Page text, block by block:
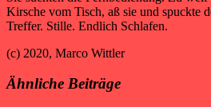
Kirsche vom Tisch, aß sie und spuckte
Treffer. Stille. Endlich Schlafen.
(c) 2020, Marco Wittler
Ähnliche Beiträge